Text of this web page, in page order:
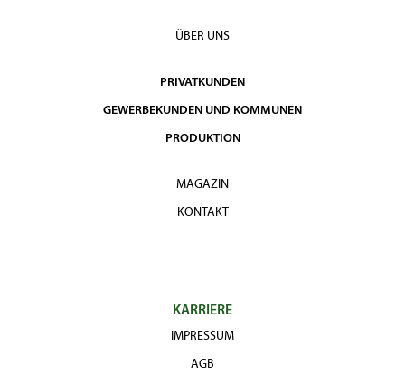
ÜBER UNS
PRIVATKUNDEN
GEWERBEKUNDEN UND KOMMUNEN
PRODUKTION
MAGAZIN
KONTAKT
KARRIERE
IMPRESSUM
AGB